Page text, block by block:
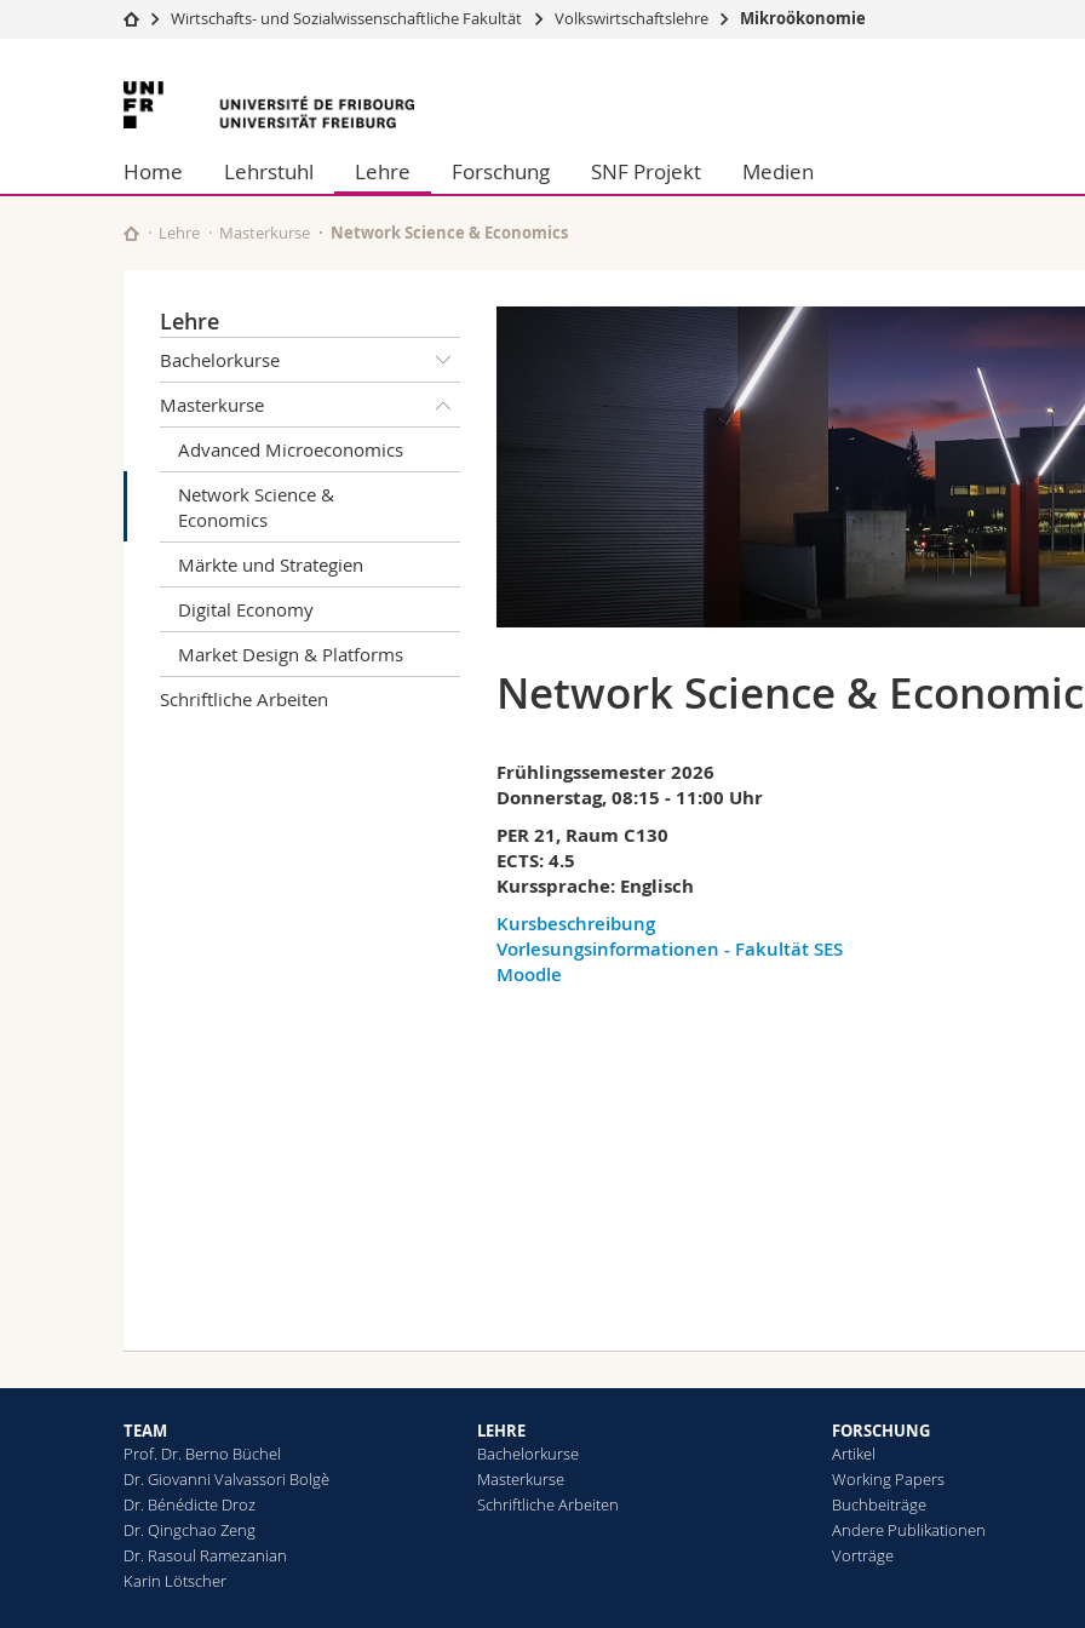
Universität
Studium
Forschung
Universität
Weiterbildung
Wirtschafts- und Sozialwissenschaftliche Fak.
Philosophische Fak.
Fak. für Erziehungs- und Bildungswissenschaften
Forschende
Wirtschafts- und Sozialwissenschaftliche Fakultät Volkswirtschaftslehre Mikroökonomie
Universität
Freiburg
Home Lehrstuhl Lehre Forschung SNF Projekt Medien
Lehre Masterkurse Network Science & Economics
Lehre
Bachelorkurse
Masterkurse
Advanced Microeconomics
Network Science &
Economics
Märkte und Strategien
Digital Economy
Market Design & Platforms
Schriftliche Arbeiten
Network Science &
Frühlingssemester 2026
Donnerstag, 08:15 - 11:00 Uhr
PER 21, Raum C130
ECTS: 4.5
Kurssprache: Englisch
Kursbeschreibung
Vorlesungsinformationen - Fakultät SES
Moodle
TEAM
Prof. Dr. Berno Büchel
Dr. Giovanni Valvassori Bolgè
Dr. Bénédicte Droz
Dr. Qingchao Zeng
Dr. Rasoul Ramezanian
Karin Lötscher
LEHRE
Bachelorkurse
Masterkurse
Schriftliche Arbeiten
FORSCHUNG
Artikel
Working Papers
Buchbeiträge
Andere Publikationen
Vorträge